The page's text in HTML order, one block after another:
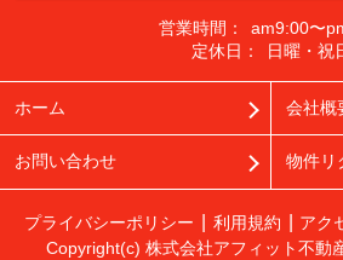
営業時間：
am9:00〜
定休日：
日曜・祝
ホーム 会社概
お問い合わせ 物件リ
プライバシーポリシー 利用規約 アク
Copyright(c) 株式会社アフィット不動